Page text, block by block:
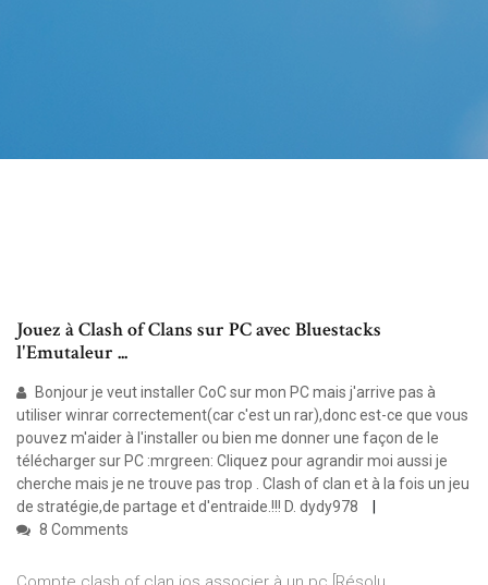
Jouez à Clash of Clans sur PC avec Bluestacks
l'Emutaleur ...
Bonjour je veut installer CoC sur mon PC mais j'arrive pas à
utiliser winrar correctement(car c'est un rar),donc est-ce que vous
pouvez m'aider à l'installer ou bien me donner une façon de le
télécharger sur PC :mrgreen: Cliquez pour agrandir moi aussi je
cherche mais je ne trouve pas trop . Clash of clan et à la fois un jeu
de stratégie,de partage et d'entraide.!!! D. dydy978
8 Comments